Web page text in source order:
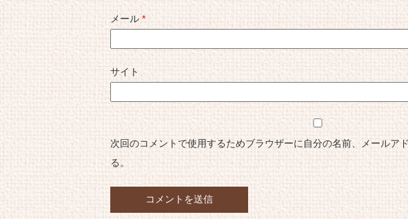
メール*
サイト
次回のコメントで使用するためブラウザーに自分の名前、メールア
る。